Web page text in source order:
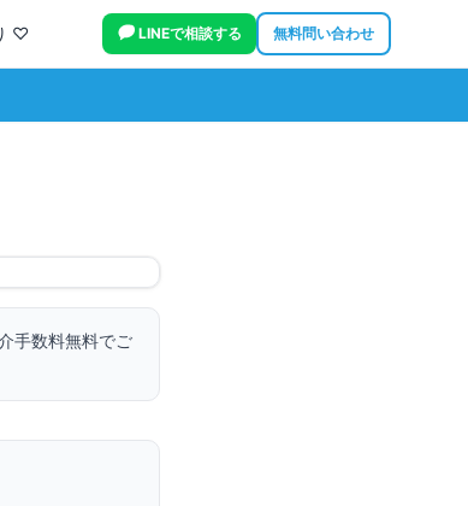
♡ LINEで相談する 無料問い合わせ
手数料無料でご